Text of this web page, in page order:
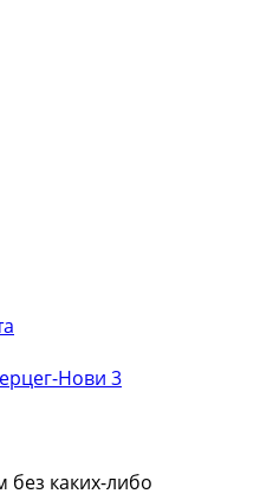
3
без каких-либо